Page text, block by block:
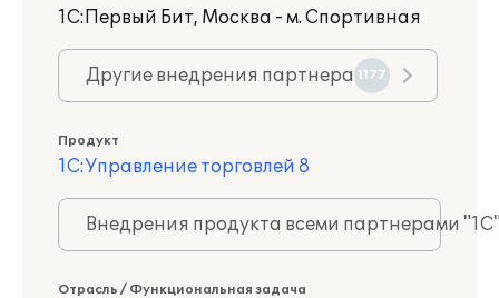
1С:Первый Бит, Москва - м. Спортивная
Другие внедрения партнера 1177
Продукт
1С:Управление торговлей 8
Внедрения продукта всеми партнерами
Отрасль / Функциональная задача